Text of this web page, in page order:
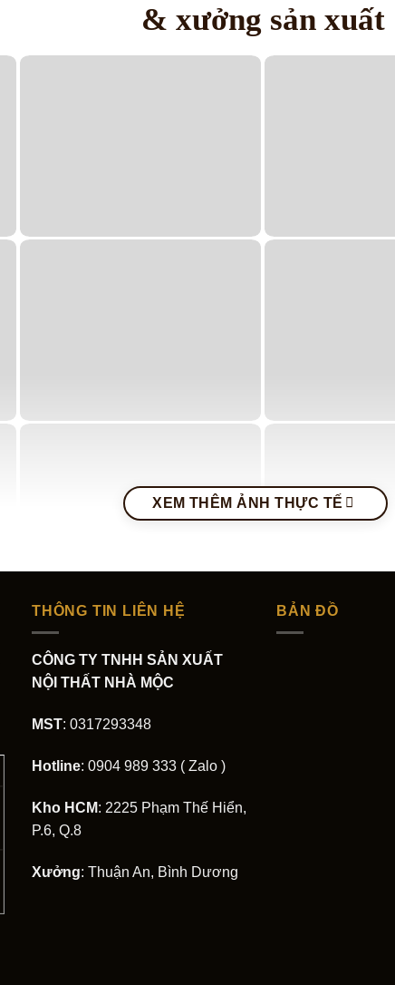
& xưởng sản xuất
XEM THÊM ẢNH THỰC TẾ
THÔNG TIN LIÊN HỆ
CÔNG TY TNHH SẢN XUẤT
NỘI THẤT NHÀ MỘC
MST: 0317293348
Hotline: 0904 989 333 ( Zalo )
Kho HCM: 2225 Phạm Thế Hiển,
P.6, Q.8
Xưởng: Thuận An, Bình Dương
BẢN ĐỒ